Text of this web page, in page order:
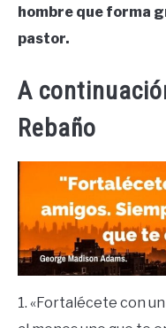
hombre que forma
pastor.
A
Rebaño
1. «Fortalécete con